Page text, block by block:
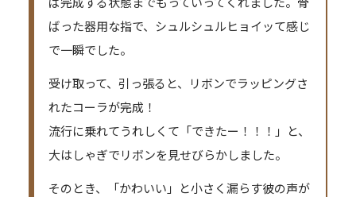
ばった器用な指で、シュルシュルヒョイッて感じ
で一瞬でした。
受け取って、引っ張ると、リボンでラッピングさ
れたコーラが完成！
流行に乗れてうれしくて「できたー！！！」と、
大はしゃぎでリボンを見せびらかしました。
そのとき、「かわいい」と小さく漏らす彼の声が